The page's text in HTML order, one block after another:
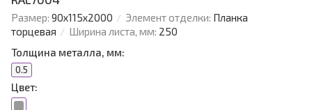
Размер: 90х115х2000 Элемент отделки: Планка
торцевая
Ширина листа, мм: 250
Толщина металла, мм:
0.5
Цвет: